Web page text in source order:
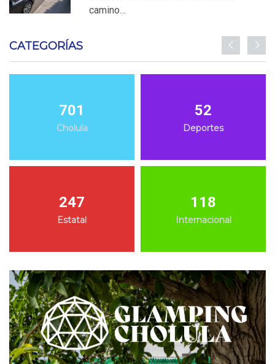
camino…
CATEGORÍAS
701
Cholula
52
Deportes
247
Estatal
118
Internacional